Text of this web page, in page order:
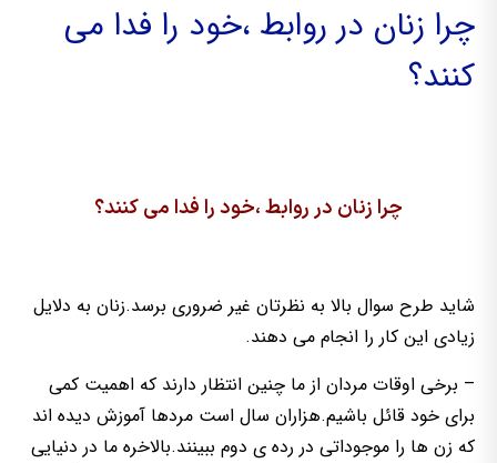
چرا زنان در روابط ،خود را فدا می
کنند؟
چرا زنان در روابط ،خود را فدا می کنند؟
شاید طرح سوال بالا به نظرتان غیر ضروری برسد.زنان به دلایل
زیادی این کار را انجام می دهند.
– برخی اوقات مردان از ما چنین انتظار دارند که اهمیت کمی
برای خود قائل باشیم.هزاران سال است مردها آموزش دیده اند
که زن ها را موجوداتی در رده ی دوم ببینند.بالاخره ما در دنیایی